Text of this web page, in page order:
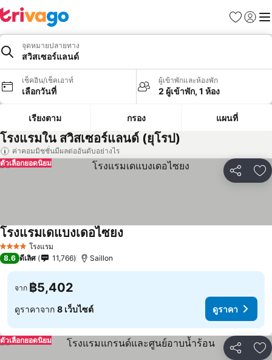
รายการโป
เข้าสู่ร
เมนู
จุดหมายปลายทาง
สวิสเซอร์แลนด์
เช็คอิน/เช็คเอาท์
เลือกวันที่
ผู้เข้าพักและห้องพัก
2 ผู้เข้าพัก, 1 ห้อง
เรียงตาม กรอง แผนที่
โรงแรมใน สวิสเซอร์แลนด์ (ยุโรป)
ค่าคอมมิชชั่นมีผลต่ออันดับอย่างไร
แชร์ เ
ตัวเลือกยอดนิยม
4 ดาว โรงแรม
โรงแรมเดแบงเดอไซยง
8.6 ดีเลิศ 11,766 Saillon
จาก ฿5,402
ดูราคาจาก 8 เว็บไซต์ ดูราคา
แชร์ เ
ตัวเลือกยอดนิยม